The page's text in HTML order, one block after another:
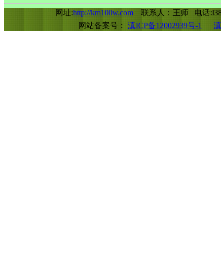
网址:http://km100w.com联系人：王师 电话
网站备案号： 滇ICP备12002939号-1